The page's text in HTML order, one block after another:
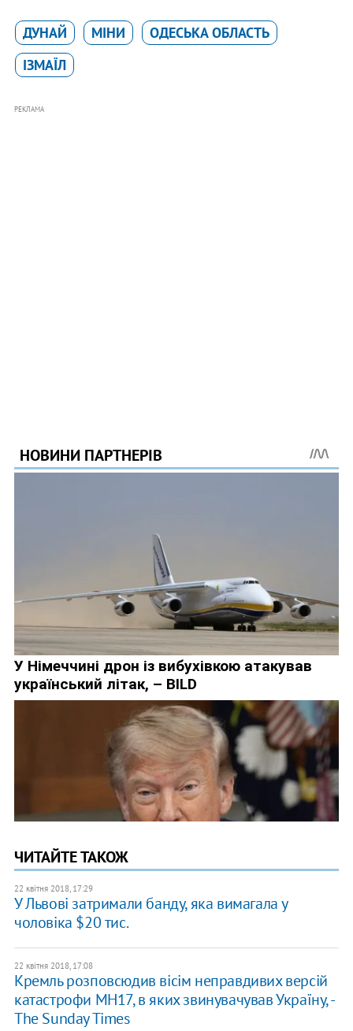
ДУНАЙ МІНИ
ОДЕСЬКА ОБЛАСТЬ
ІЗМАЇЛ
РЕКЛАМА
ЧИТАЙТЕ ТАКОЖ
22 квітня 2018, 17:29
У Львові затримали банду, яка вимагала у
чоловіка $20 тис.
22 квітня 2018, 17:08
Кремль розповсюдив вісім неправдивих версій
катастрофи МН17, в яких звинувачував Україну, -
The Sunday Times